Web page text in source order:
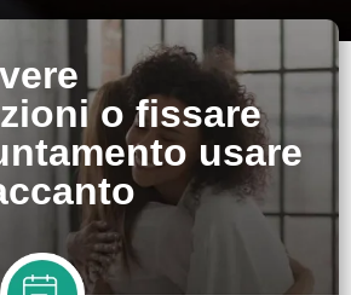
o fissare
usare